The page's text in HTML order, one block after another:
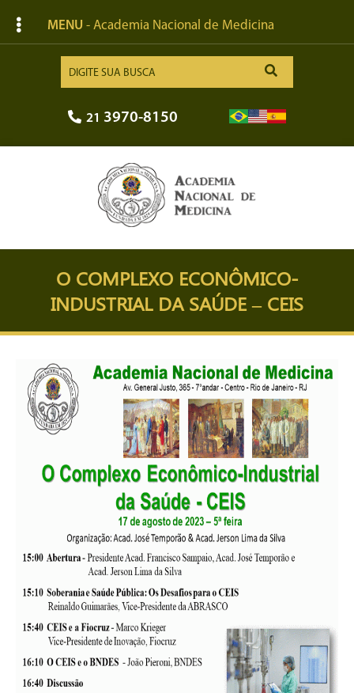
MENU - Academia Nacional de Medicina
21 3970-8150
O COMPLEXO ECONÔMICO-
INDUSTRIAL DA SAÚDE – CEIS